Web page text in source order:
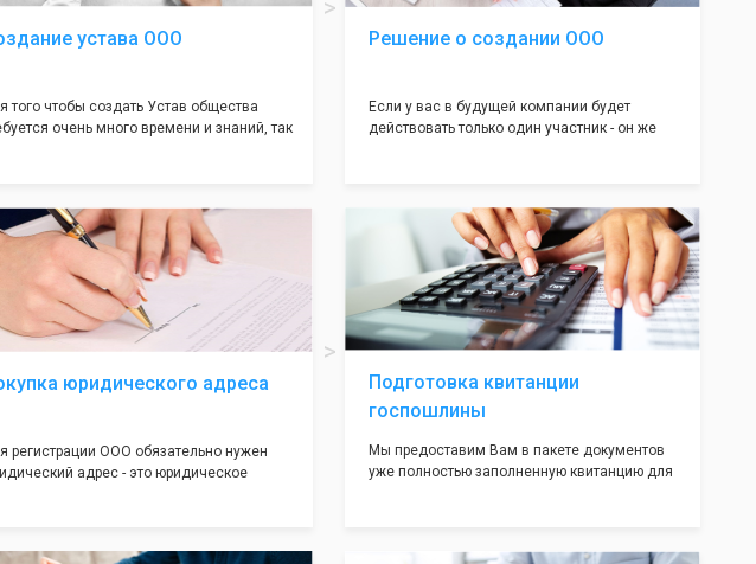
устава ООО
того чтобы создать Устав общества
очень много времени и знаний, так
компания предоставит вам свой
Устав Общества, который
для любой компании. Устав,
нашими профессиональными
успешно проходит регистрацию в
инспекции!
Решение о создании ООО
Если у вас в будущей компании будет
действовать только один участник - он же
грамотно составят данное заявление, а Вам
нужно будет только поставить подпись на
юридического адреса
регистрации ООО обязательно нужен
адрес - это юридическое
Вам самые лучшие
Подготовка квитанции
госпошлины
Мы предоставим Вам в пакете документов
уже полностью заполненную квитанцию для
посредственно в налоговой инспекции при